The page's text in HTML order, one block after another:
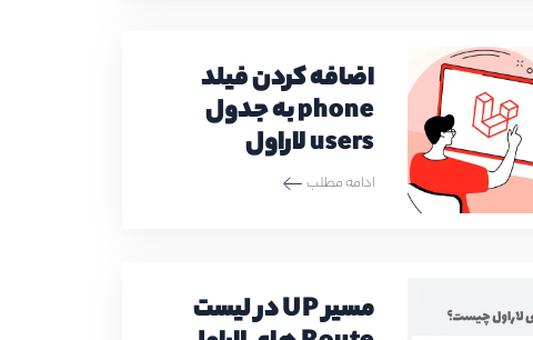
اضافه کردن فیلد
phone به جدول
users لاراول
ادامه مطلب
مسیر UP در لیست